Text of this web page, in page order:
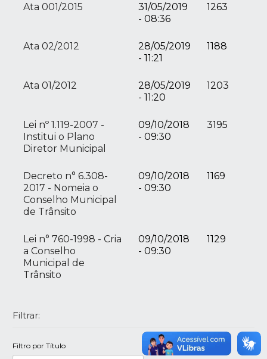
Ata 001/2015
31/05/2019
- 08:36
1263
Ata 02/2012
28/05/2019
- 11:21
1188
Ata 01/2012
28/05/2019
- 11:20
1203
Lei nº 1.119-2007 -
Institui o Plano
Diretor Municipal
09/10/2018
- 09:30
3195
Decreto n° 6.308-
2017 - Nomeia o
Conselho Municipal
de Trânsito
09/10/2018
- 09:30
1169
Lei n° 760-1998 - Cria
a Conselho
Municipal de
Trânsito
09/10/2018
- 09:30
1129
Filtrar:
Filtro por Título